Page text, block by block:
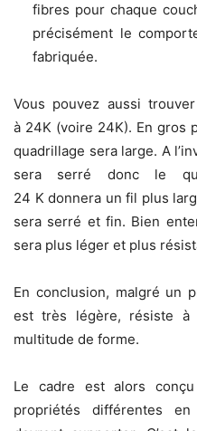
fibres pour chaque
précisément le
fabriquée.
Vous pouvez aussi
à 24K (voire 24K). En gros
quadrillage sera large. A
sera serré donc le
24 K donnera un fil plus
sera serré et fin. Bien
sera plus léger et plus
En conclusion, malgré un
est très légère, résiste à
multitude de forme.
Le cadre est alors
propriétés différentes